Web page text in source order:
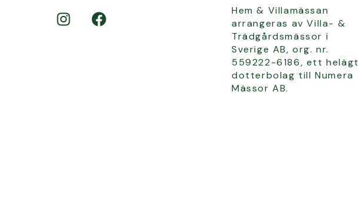
Hem & Villamässan
arrangeras av Villa- &
Trädgårdsmässor i
Sverige AB, org. nr.
559222-6186, ett helägt
dotterbolag till Numera
Mässor AB.